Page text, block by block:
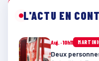
L'ACTU EN
Auj. · 10h11
Deux